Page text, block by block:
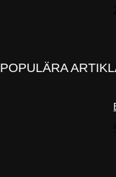
POPULÄRA